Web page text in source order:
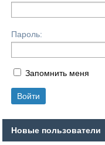
Пароль:
Запомнить меня
Новые пользователи